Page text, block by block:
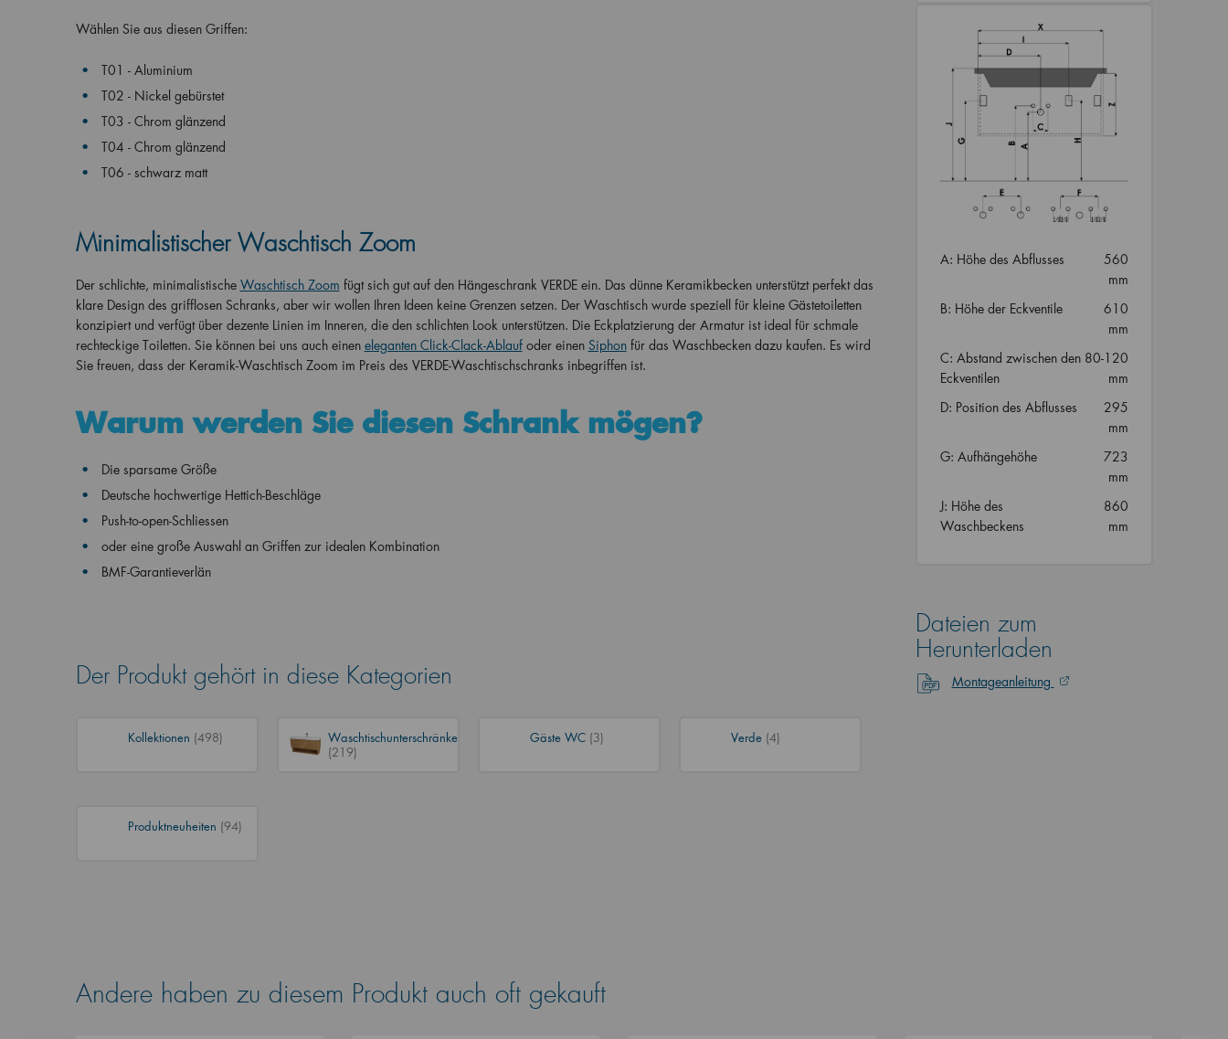
Wählen Sie aus diesen Griffen:
T01 - Aluminium
T02 - Nickel gebürstet
T03 - Chrom glänzend
T04 - Chrom glänzend
T06 - schwarz matt
Minimalistischer Waschtisch Zoom
Der schlichte, minimalistische Waschtisch Zoom fügt sich gut auf den Hängeschrank VERDE ein. Das dünne Keramikbecken unterstützt perfekt das
klare Design des grifflosen Schranks, aber wir wollen Ihren Ideen keine Grenzen setzen. Der Waschtisch wurde speziell für kleine Gästetoiletten
konzipiert und verfügt über dezente Linien im Inneren, die den schlichten Look unterstützen. Die Eckplatzierung der Armatur ist ideal für schmale
rechteckige Toiletten. Sie können bei uns auch einen eleganten Click-Clack-Ablaufoder einen Siphonfür das Waschbecken dazu kaufen. Es wird
Sie freuen, dass der Keramik-Waschtisch Zoom im Preis des VERDE-Waschtischschranks inbegriffen ist.
Warum werden Sie diesen Schrank mögen?
Die sparsame Größe
Deutsche hochwertige Hettich-Beschläge
Push-to-open-Schliessen
oder eine große Auswahl an Griffen zur idealen Kombination
BMF-Garantieverlän
Der Produkt gehört in diese Kategorien
Kollektionen (498)
Waschtischunterschränke
(219)
Gäste WC (3) Verde (4)
Produktneuheiten (94)
A: Höhe des Abflusses
560
mm
B: Höhe der Eckventile
610
mm
C: Abstand zwischen den
Eckventilen
80-120
mm
D: Position des Abflusses
295
mm
G: Aufhängehöhe
723
mm
J: Höhe des
Waschbeckens
860
mm
Dateien zum
Herunterladen
Montageanleitung
Andere haben zu diesem Produkt auch oft gekauft